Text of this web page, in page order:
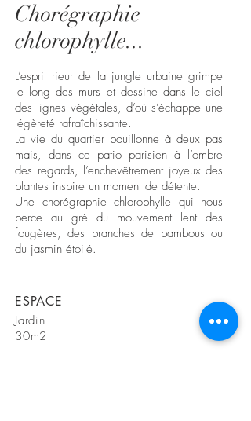
Chorégraphie
chlorophylle...
L’esprit rieur de la jungle urbaine grimpe
le long des murs et dessine dans le ciel
des lignes végétales, d’où s’échappe une
légèreté rafraîchissante.
La vie du quartier bouillonne à deux pas
mais, dans ce patio parisien à l’ombre
des regards, l’enchevêtrement joyeux des
plantes inspire un moment de détente.
Une chorégraphie chlorophylle qui nous
berce au gré du mouvement lent des
fougères, des branches de bambous ou
du jasmin étoilé.
ESPACE
Jardin
30m2